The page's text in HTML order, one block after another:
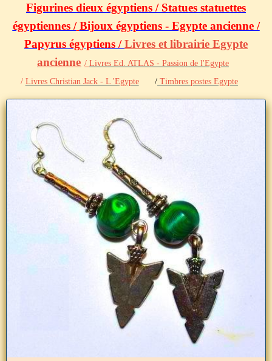
Figurines dieux égyptiens / Statues statuettes
égyptiennes / Bijoux égyptiens - Egypte ancienne /
Papyrus égyptiens /Livres et librairie Egypte
ancienne / Livres Ed. ATLAS - Passion de l'Egypte
/ Livres Christian Jack - L 'Egypte / Timbres postes Egypte